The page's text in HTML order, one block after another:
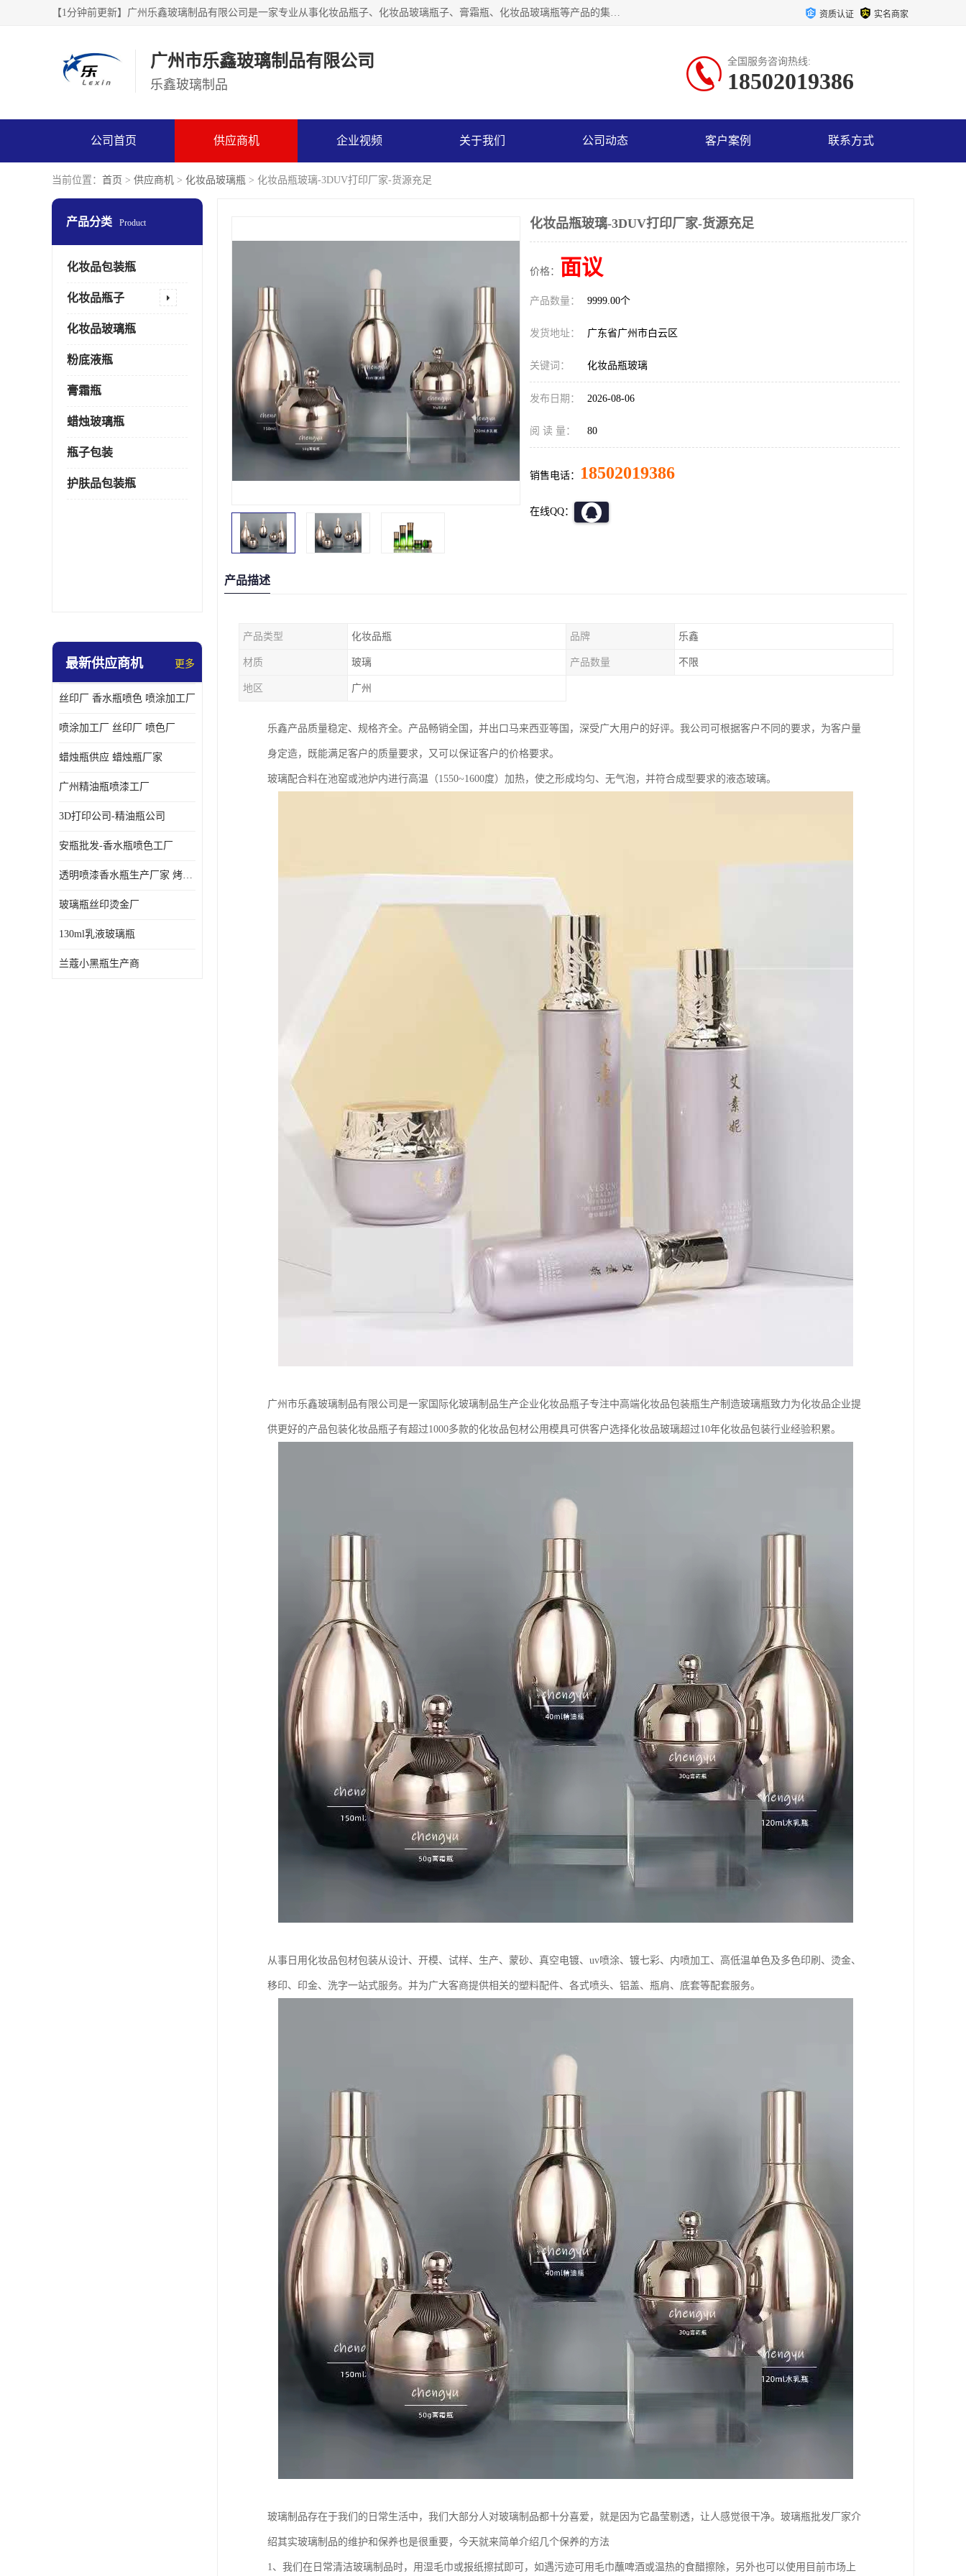
【1分钟前更新】广州乐鑫玻璃制品有限公司是一家专业从事化妆品瓶子、化妆品玻璃瓶子、膏霜瓶、化妆品玻璃瓶等产品的集开发研制、生产、销售于一体的实业型玻璃制品生产企业。产品从设计、开模、试样、生产、蒙砂、抛光、喷涂、高低温单色及多色印刷，烫金（银）到交货实现一条龙服务。 资质认证 实名商家
广州市乐鑫玻璃制品有限公司
乐鑫玻璃制品
全国服务咨询热线:
18502019386
公司首页 供应商机 企业视频 关于我们 公司动态 客户案例 联系方式
当前位置： 首页 > 供应商机 > 化妆品玻璃瓶 > 化妆品瓶玻璃-3DUV打印厂家-货源充足
产品分类 Product
化妆品包装瓶
化妆品瓶子
化妆品玻璃瓶
粉底液瓶
膏霜瓶
蜡烛玻璃瓶
瓶子包装
护肤品包装瓶
最新供应商机 更多
丝印厂 香水瓶喷色 喷涂加工厂
喷涂加工厂 丝印厂 喷色厂
蜡烛瓶供应 蜡烛瓶厂家
广州精油瓶喷漆工厂
3D打印公司-精油瓶公司
安瓶批发-香水瓶喷色工厂
透明喷漆香水瓶生产厂家 烤漆抛光香水瓶厂家
玻璃瓶丝印烫金厂
130ml乳液玻璃瓶
兰蔻小黑瓶生产商
化妆品瓶玻璃-3DUV打印厂家-货源充足
价格： 面议
产品数量： 9999.00个
发货地址： 广东省广州市白云区
关键词： 化妆品瓶玻璃
发布日期： 2026-08-06
阅 读 量： 80
销售电话： 18502019386
在线QQ：
产品描述
产品类型 化妆品瓶 品牌 乐鑫
材质 玻璃 产品数量 不限
地区 广州
乐鑫产品质量稳定、规格齐全。产品畅销全国，并出口马来西亚等国，深受广大用户的好评。我公司可根据客户不同的要求，为客户量
身定造，既能满足客户的质量要求，又可以保证客户的价格要求。
玻璃配合料在池窑或池炉内进行高温（1550~1600度）加热，使之形成均匀、无气泡，并符合成型要求的液态玻璃。
广州市乐鑫玻璃制品有限公司是一家国际化玻璃制品生产企业化妆品瓶子专注中高端化妆品包装瓶生产制造玻璃瓶致力为化妆品企业提
供更好的产品包装化妆品瓶子有超过1000多款的化妆品包材公用模具可供客户选择化妆品玻璃超过10年化妆品包装行业经验积累。
从事日用化妆品包材包装从设计、开模、试样、生产、蒙砂、真空电镀、uv喷涂、镀七彩、内喷加工、高低温单色及多色印刷、烫金、
移印、印金、洗字一站式服务。并为广大客商提供相关的塑料配件、各式喷头、铝盖、瓶肩、底套等配套服务。
玻璃制品存在于我们的日常生活中，我们大部分人对玻璃制品都十分喜爱，就是因为它晶莹剔透，让人感觉很干净。玻璃瓶批发厂家介
绍其实玻璃制品的维护和保养也是很重要，今天就来简单介绍几个保养的方法
1、我们在日常清洁玻璃制品时，用湿毛巾或报纸擦拭即可，如遇污迹可用毛巾蘸啤酒或温热的食醋擦除，另外也可以使用目前市场上